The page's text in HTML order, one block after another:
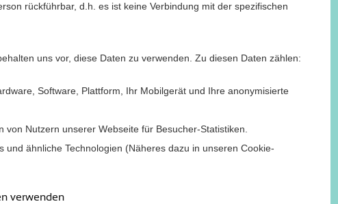
rückführbar, d.h. es ist keine Verbindung mit der spezifischen
uns vor, diese Daten zu verwenden. Zu diesen Daten zählen:
Software, Plattform, Ihr Mobilgerät und Ihre anonymisierte
Nutzern unserer Webseite für Besucher-Statistiken.
und ähnliche Technologien (Näheres dazu in unseren Cookie-
verwenden